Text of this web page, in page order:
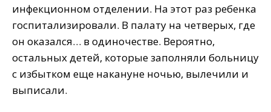
инфекционном отделении. На этот раз ребенка
госпитализировали. В палату на четверых, где
он оказался… в одиночестве. Вероятно,
остальных детей, которые заполняли больницу
с избытком еще накануне ночью, вылечили и
выписали.